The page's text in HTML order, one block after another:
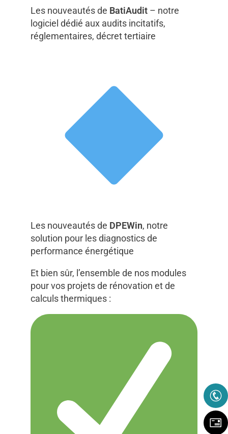
Les nouveautés de BatiAudit – notre
logiciel dédié aux audits incitatifs,
réglementaires, décret tertiaire
Les nouveautés de DPEWin, notre
solution pour les diagnostics de
performance énergétique
Et bien sûr, l’ensemble de nos modules
pour vos projets de rénovation et de
calculs thermiques :